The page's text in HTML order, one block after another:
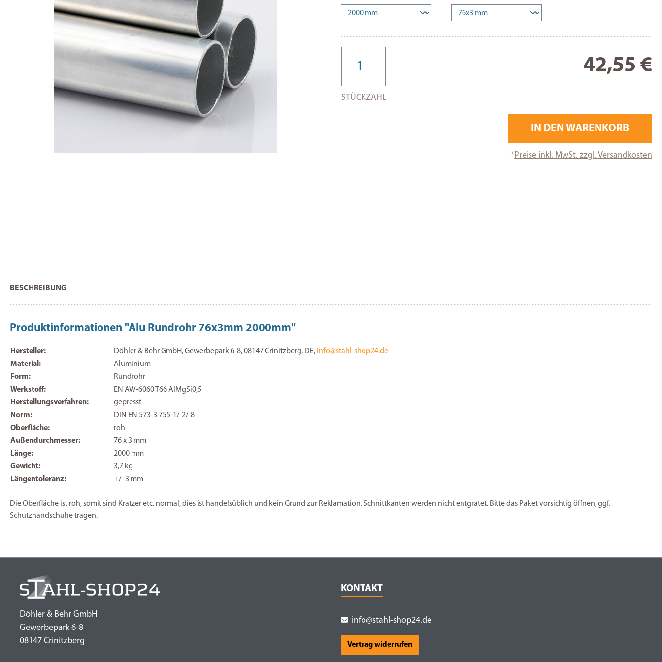
42,55 €
STÜCKZAHL
IN DEN WARENKORB
*Preise inkl. MwSt. zzgl. Versandkosten
BESCHREIBUNG
Produktinformationen "Alu Rundrohr 76x3mm 2000mm"
Hersteller: Döhler & Behr GmbH, Gewerbepark 6-8, 08147 Crinitzberg, DE, info@stahl-shop24.de
Material:
Aluminium
Form:
Rundrohr
Werkstoff:
EN AW-6060 T66 AlMgSi0,5
Herstellungsverfahren:
gepresst
Norm:
DIN EN 573-3 755-1/-2/-8
Oberfläche:
roh
Außendurchmesser:
76 x 3 mm
Länge:
2000 mm
Gewicht:
3,7 kg
Längentoleranz:
+/- 3 mm
Die Oberfläche ist roh, somit sind Kratzer etc. normal, dies ist handelsüblich und kein Grund zur Reklamation. Schnittkanten werden nicht entgratet. Bitte das Paket vorsichtig öffnen, ggf.
Schutzhandschuhe tragen.
Döhler & Behr GmbH
Gewerbepark 6-8
08147 Crinitzberg
KONTAKT
info@stahl-shop24.de
Vertrag widerrufen